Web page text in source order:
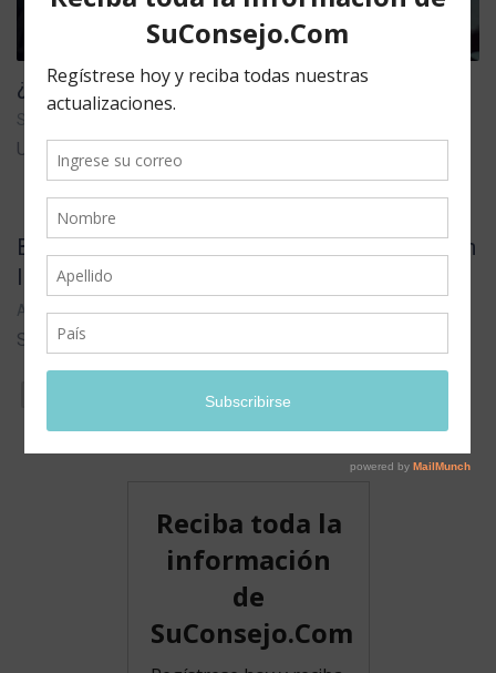
¿Sabe Qué Es Aconsejar?
SEPTIEMBRE 08,2017 /
Un consejo basado en la verdad bíblica ¿Con...
Bienvenid@ a nuestros cursos de consejería en
linea
AGOSTO 01,2017 /NOTICIAS/ 0 COMMENTS
SuConsejo.com Un sitio donde aprenderá los...
‹ PREVIOUS